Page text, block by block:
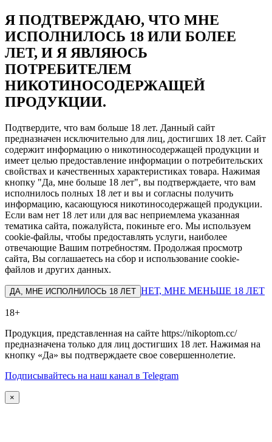
Я ПОДТВЕРЖДАЮ, ЧТО МНЕ
ИСПОЛНИЛОСЬ 18 ИЛИ БОЛЕЕ
ЛЕТ, И Я ЯВЛЯЮСЬ
ПОТРЕБИТЕЛЕМ
НИКОТИНОСОДЕРЖАЩЕЙ
ПРОДУКЦИИ.
Подтвердите, что вам больше 18 лет. Данный сайт
предназначен исключительно для лиц, достигших 18 лет. Сайт
содержит информацию о никотиносодержащей продукции и
имеет целью предоставление информации о потребительских
свойствах и качественных характеристиках товара. Нажимая
кнопку "Да, мне больше 18 лет", вы подтверждаете, что вам
исполнилось полных 18 лет и вы и согласны получить
информацию, касающуюся никотиносодержащей продукции.
Если вам нет 18 лет или для вас неприемлема указанная
тематика сайта, пожалуйста, покиньте его. Мы используем
cookie-файлы, чтобы предоставлять услуги, наиболее
отвечающие Вашим потребностям. Продолжая просмотр
сайта, Вы соглашаетесь на сбор и использование cookie-
файлов и других данных.
ДА, МНЕ ИСПОЛНИЛОСЬ 18 ЛЕТ НЕТ, МНЕ МЕНЬШЕ 18 ЛЕТ
18+
Продукция, представленная на сайте https://nikoptom.cc/
предназначена только для лиц достигших 18 лет. Нажимая на
кнопку «Да» вы подтверждаете свое совершеннолетие.
Подписывайтесь на наш канал в Telegram
×